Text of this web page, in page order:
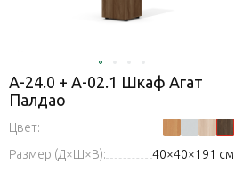
А-24.0 + А-02.1 Шкаф Агат
Палдао
Цвет:
Размер (Д×Ш×В):
40×40×191 см